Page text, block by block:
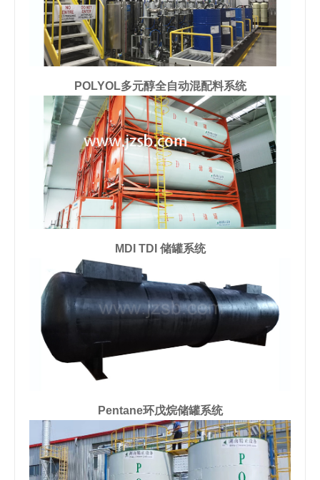
POLYOL多元醇全自动混配料系统
MDI TDI 储罐系统
Pentane环戊烷储罐系统